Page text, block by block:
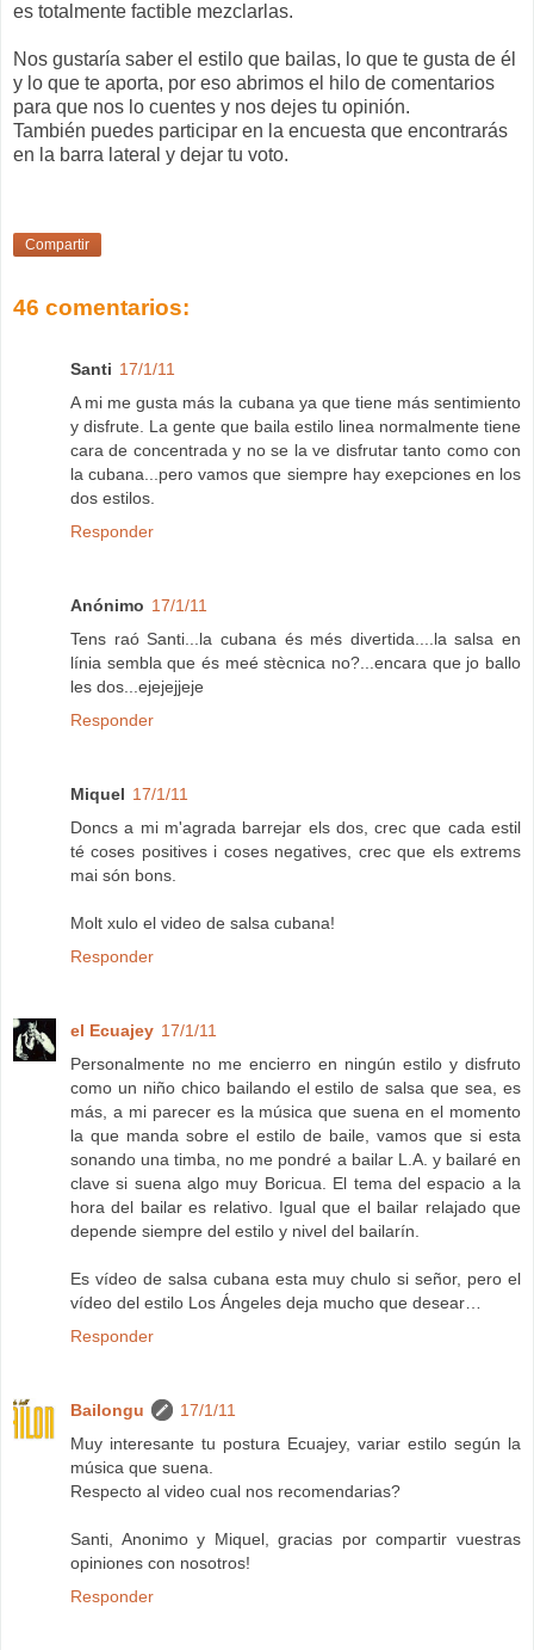
es totalmente factible mezclarlas.
Nos gustaría saber el estilo que bailas, lo que te gusta de él
y lo que te aporta, por eso abrimos el hilo de comentarios
para que nos lo cuentes y nos dejes tu opinión.
También puedes participar en la encuesta que encontrarás
en la barra lateral y dejar tu voto.
Compartir
46 comentarios:
Santi 17/1/11
A mi me gusta más la cubana ya que tiene más sentimiento
y disfrute. La gente que baila estilo linea normalmente tiene
cara de concentrada y no se la ve disfrutar tanto como con
la cubana...pero vamos que siempre hay exepciones en los
dos estilos.
Responder
Anónimo 17/1/11
Tens raó Santi...la cubana és més divertida....la salsa en
línia sembla que és meé stècnica no?...encara que jo ballo
les dos...ejejejjeje
Responder
Miquel 17/1/11
Doncs a mi m'agrada barrejar els dos, crec que cada estil
té coses positives i coses negatives, crec que els extrems
mai són bons.
Molt xulo el video de salsa cubana!
Responder
el Ecuajey 17/1/11
Personalmente no me encierro en ningún estilo y disfruto
como un niño chico bailando el estilo de salsa que sea, es
más, a mi parecer es la música que suena en el momento
la que manda sobre el estilo de baile, vamos que si esta
sonando una timba, no me pondré a bailar L.A. y bailaré en
clave si suena algo muy Boricua. El tema del espacio a la
hora del bailar es relativo. Igual que el bailar relajado que
depende siempre del estilo y nivel del bailarín.
Es vídeo de salsa cubana esta muy chulo si señor, pero el
vídeo del estilo Los Ángeles deja mucho que desear…
Responder
Bailongu
17/1/11
Muy interesante tu postura Ecuajey, variar estilo según la
música que suena.
Respecto al video cual nos recomendarias?
Santi, Anonimo y Miquel, gracias por compartir vuestras
opiniones con nosotros!
Responder